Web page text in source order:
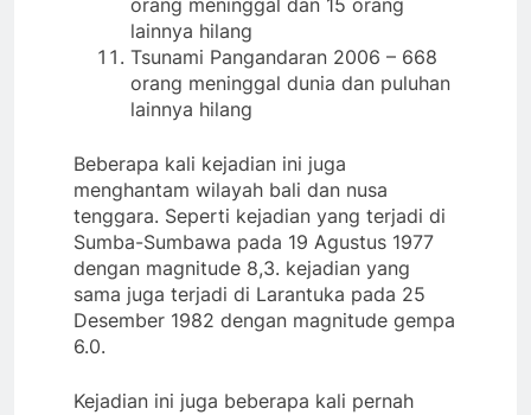
lainnya hilang
Tsunami Pangandaran 2006 – 668
orang meninggal dunia dan puluhan
lainnya hilang
Beberapa kali kejadian ini juga
menghantam wilayah bali dan nusa
tenggara. Seperti kejadian yang terjadi di
Sumba-Sumbawa pada 19 Agustus 1977
dengan magnitude 8,3. kejadian yang
sama juga terjadi di Larantuka pada 25
Desember 1982 dengan magnitude gempa
6.0.
Kejadian ini juga beberapa kali pernah